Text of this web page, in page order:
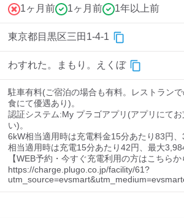
検索する
1ヶ月前 1ヶ月前 1年以上前
東京都目黒区三田1-4-1
わすれた。まもり。えくぼ
駐車有料(ご宿泊の場合も有料。レストラン
食にて優遇あり)。
認証システム:My プラゴアプリ(アプリにてお
い)。
6kW相当適用時は充電料金15分あたり83円、
相当適用時は充電15分あたり42円、最大
【WEB予約・今すぐ充電利用の方はこちらか
https://charge.plugo.co.jp/facility/61?